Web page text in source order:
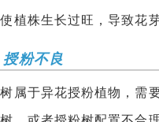
植株生长过旺，导致花
授粉不良
于异花授粉植物，需要